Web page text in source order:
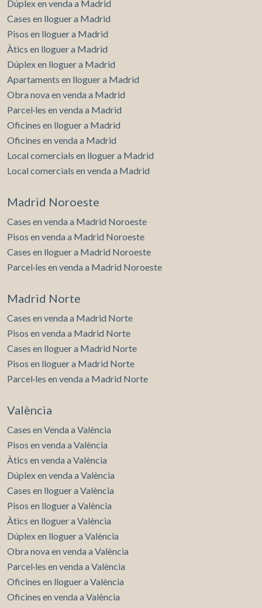
Dúplex en venda a Madrid
Cases en lloguer a Madrid
Pisos en lloguer a Madrid
Àtics en lloguer a Madrid
Dúplex en lloguer a Madrid
Apartaments en lloguer a Madrid
Obra nova en venda a Madrid
Parcel·les en venda a Madrid
Oficines en lloguer a Madrid
Oficines en venda a Madrid
Local comercials en lloguer a Madrid
Local comercials en venda a Madrid
Madrid Noroeste
Cases en venda a Madrid Noroeste
Pisos en venda a Madrid Noroeste
Cases en lloguer a Madrid Noroeste
Parcel·les en venda a Madrid Noroeste
Madrid Norte
Cases en venda a Madrid Norte
Pisos en venda a Madrid Norte
Cases en lloguer a Madrid Norte
Pisos en lloguer a Madrid Norte
Parcel·les en venda a Madrid Norte
València
Cases en Venda a València
Pisos en venda a València
Àtics en venda a València
Dúplex en venda a València
Cases en lloguer a València
Pisos en lloguer a València
Àtics en lloguer a València
Dúplex en lloguer a València
Obra nova en venda a València
Parcel·les en venda a València
Oficines en lloguer a València
Oficines en venda a València